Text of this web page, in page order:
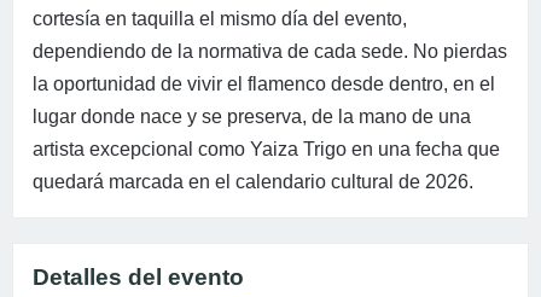
cortesía en taquilla el mismo día del evento,
dependiendo de la normativa de cada sede. No pierdas
la oportunidad de vivir el flamenco desde dentro, en el
lugar donde nace y se preserva, de la mano de una
artista excepcional como Yaiza Trigo en una fecha que
quedará marcada en el calendario cultural de 2026.
Detalles del evento